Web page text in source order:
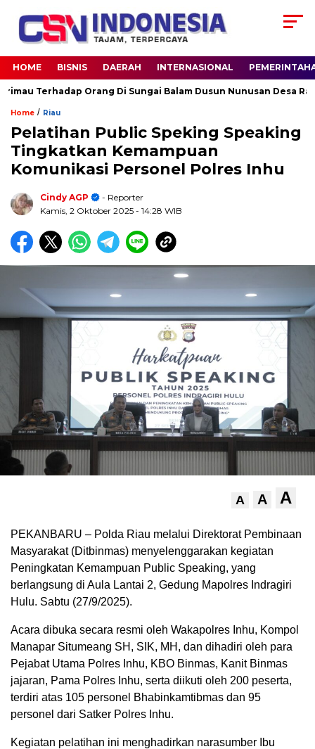
HOME BISNIS DAERAH INTERNASIONAL
Terhadap Orang Di Sungai Balam Dusun Nunusan Desa
Home / Riau
Pelatihan Public Speking Speaking
Tingkatkan Kemampuan
Komunikasi Personel Polres Inhu
Cindy AGP
- Reporter
Kamis, 2 Oktober 2025 - 14:28 WIB
A A A
PEKANBARU – Polda Riau melalui Direktorat Pembinaan
Masyarakat (Ditbinmas) menyelenggarakan kegiatan
Peningkatan Kemampuan Public Speaking, yang
berlangsung di Aula Lantai 2, Gedung Mapolres Indragiri
Hulu. Sabtu (27/9/2025).
Acara dibuka secara resmi oleh Wakapolres Inhu, Kompol
Manapar Situmeang SH, SIK, MH, dan dihadiri oleh para
Pejabat Utama Polres Inhu, KBO Binmas, Kanit Binmas
jajaran, Pama Polres Inhu, serta diikuti oleh 200 peserta,
terdiri atas 105 personel Bhabinkamtibmas dan 95
personel dari Satker Polres Inhu.
Kegiatan pelatihan ini menghadirkan narasumber Ibu